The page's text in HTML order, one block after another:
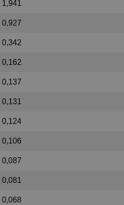
1,941
0,927
0,342
0,162
0,137
0,131
0,124
0,106
0,087
0,081
0,068